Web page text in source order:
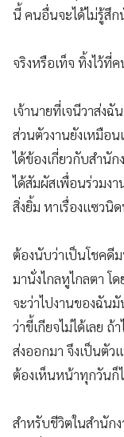
นี้ คนอื่นจะได้ไม่รู้สึก
จริงหรือเท็จ ทิ้งไว้ที่
เจ้านายที่เจนีวาส่ง
ส่วนตัวงานยังเหมือน
ได้ข้องเกี่ยวกับสำนั
ได้สัมผัสเพื่อนร่วมง
สิ่งยิ้ม หาเรื่องแซวนิ
ต้องนับว่าเป็นโชคดีม
มานั่งไกลหูไกลตา โ
จะว่าไปงานของฉัน
ว่าขี้เกียจไม่ได้เลย
ส่งออกมา จึงเป็นตัว
ต้องเห็นหน้าทุกวันก็
สำหรับชีวิตในสำนัก